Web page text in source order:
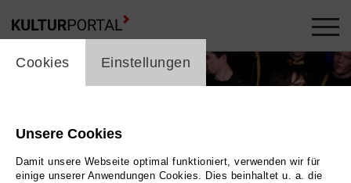
cookie_layer
Cookies Einstellungen
Unsere Cookies
Damit unsere Webseite optimal funktioniert, verwenden wir für
einige unserer Anwendungen Cookies. Dies beinhaltet u. a. die